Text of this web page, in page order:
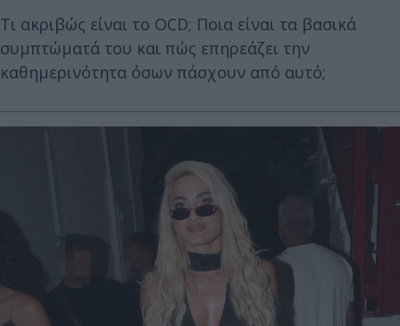
Τι ακριβώς είναι το OCD; Ποια είναι τα βασικά
συμπτώματά του και πώς επηρεάζει την
καθημερινότητα όσων πάσχουν από αυτό;